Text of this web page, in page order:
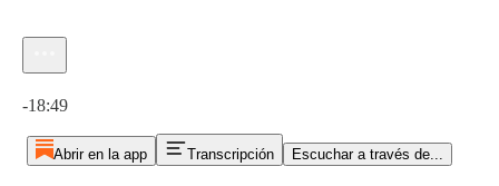
-18:49
Abrir en la app Transcripción Escuchar a través de...